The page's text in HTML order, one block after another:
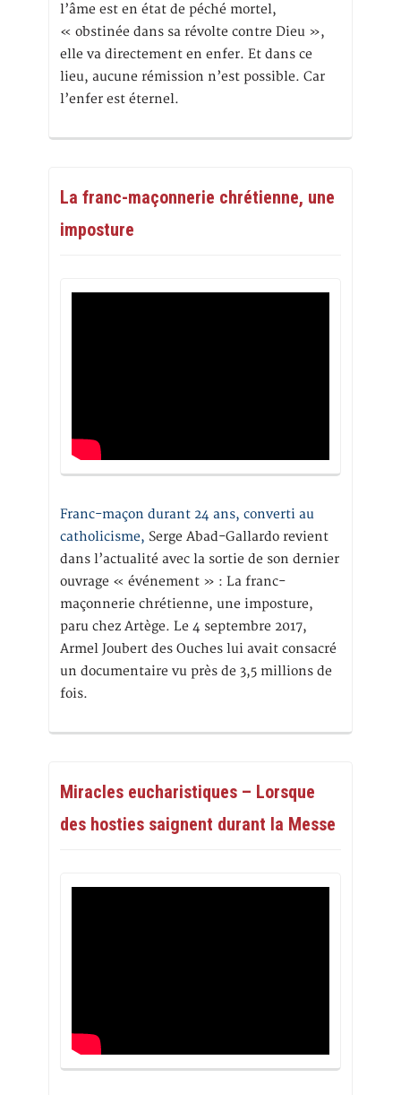
l’âme est en état de péché mortel,
« obstinée dans sa révolte contre Dieu »,
elle va directement en enfer. Et dans ce
lieu, aucune rémission n’est possible. Car
l’enfer est éternel.
La franc-maçonnerie chrétienne, une
imposture
Franc-maçon durant 24 ans, converti au
catholicisme, Serge Abad-Gallardo revient
dans l’actualité avec la sortie de son dernier
ouvrage « événement » : La franc-
maçonnerie chrétienne, une imposture,
paru chez Artège. Le 4 septembre 2017,
Armel Joubert des Ouches lui avait consacré
un documentaire vu près de 3,5 millions de
fois.
Miracles eucharistiques – Lorsque
des hosties saignent durant la Messe